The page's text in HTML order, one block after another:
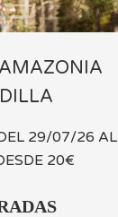
29/07/26 AL
20€